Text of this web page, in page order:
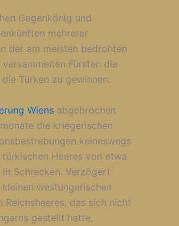
Gegenkönig und
mehrerer
der am meisten bedrohten
Fürsten die
Türken zu gewinnen.
Wiens abgebrochen
die kriegerischen
keineswegs
Heeres von etwa
Schrecken. Verzögert
westungarischen
das sich nicht
gestellt hatte,